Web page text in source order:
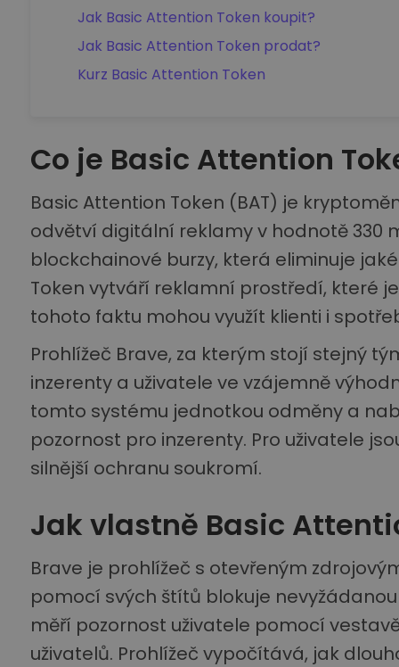
Jak Basic Attention Token koupit?
Jak Basic Attention Token prodat?
Kurz Basic Attention Token
Co je Basic Attention
Basic Attention Token (BAT) je
odvětví digitální reklamy v hodnotě 330
blockchainové burzy, která eliminuje
Token vytváří reklamní prostředí, které
tohoto faktu mohou využít klienti i
Prohlížeč Brave, za kterým stojí stejný
inzerenty a uživatele ve vzájemně
tomto systému jednotkou odměny a
pozornost pro inzerenty. Pro uživatele
silnější ochranu soukromí.
Jak vlastně Basic
Brave je prohlížeč s otevřeným
pomocí svých štítů blokuje
měří pozornost uživatele pomocí
uživatelů. Prohlížeč vypočítává, jak